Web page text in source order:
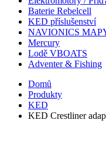
Baterie Rebelcell
KED příslušenství
NAVIONICS
Mercury
Lodě VBOATS
Adventer & Fishing
Domů
Produkty
KED
KED Crestliner